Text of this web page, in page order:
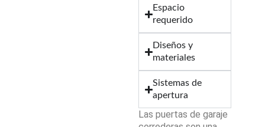
Espacio
requerido
Diseños y
materiales
Sistemas de
apertura
Las puertas de garaje